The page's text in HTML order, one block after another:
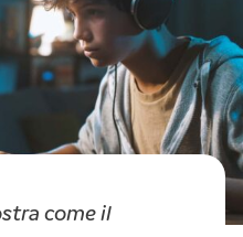
come il